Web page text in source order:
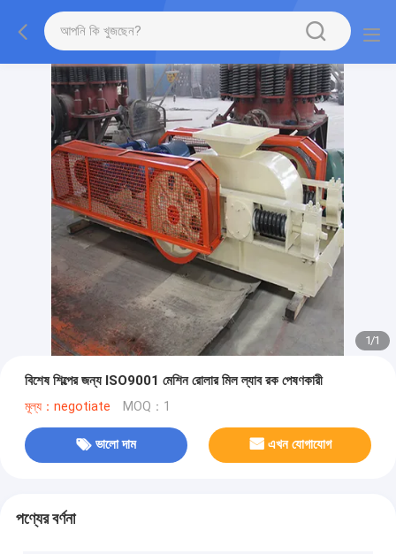
1/1
বিশেষ শিল্পের জন্য ISO9001 মেশিন রোলার মিল ল্যাব রক পেষণকারী
মূল্য：negotiate MOQ：1
ভালো দাম এখন যোগাযোগ
পণ্যের বর্ণনা